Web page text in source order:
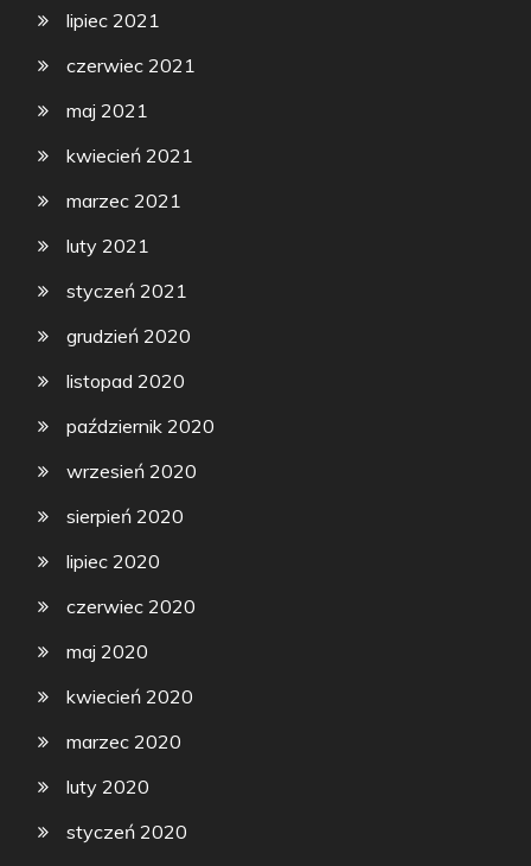
lipiec 2021
czerwiec 2021
maj 2021
kwiecień 2021
marzec 2021
luty 2021
styczeń 2021
grudzień 2020
listopad 2020
październik 2020
wrzesień 2020
sierpień 2020
lipiec 2020
czerwiec 2020
maj 2020
kwiecień 2020
marzec 2020
luty 2020
styczeń 2020